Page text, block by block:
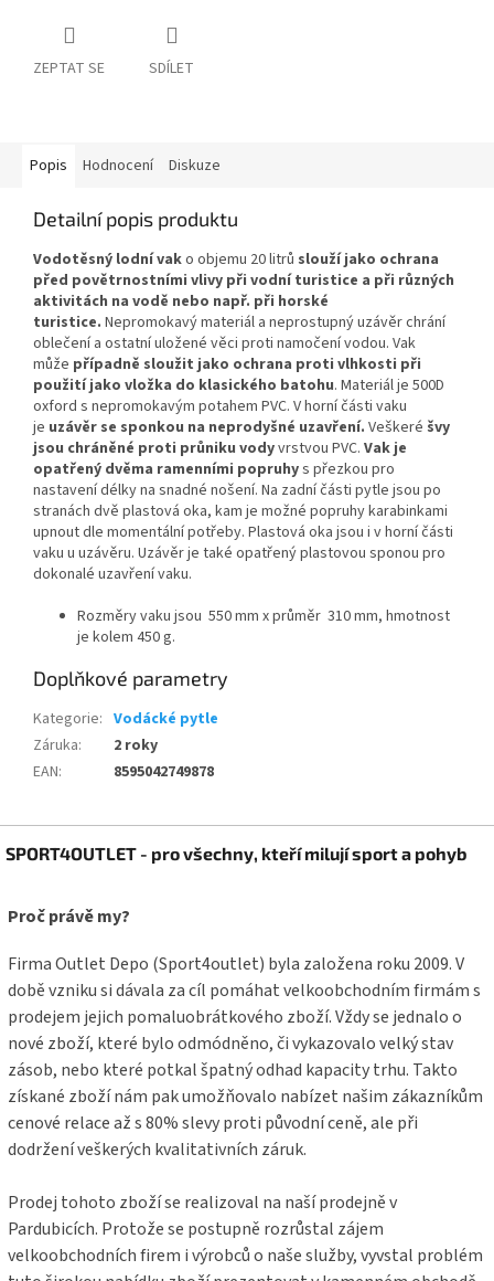
ZEPTAT SE SDÍLET
Popis Hodnocení Diskuze
Detailní popis produktu
Vodotěsný lodní vako objemu 20 litrů slouží jako ochrana
před povětrnostními vlivy při vodní turistice a při různých
aktivitách na vodě nebo např. při horské
turistice. Nepromokavý materiál a neprostupný uzávěr chrání
oblečení a ostatní uložené věci proti namočení vodou. Vak
může případně sloužit jako ochrana proti vlhkosti při
použití jako vložka do klasického batohu. Materiál je 500D
oxford s nepromokavým potahem PVC. V horní části vaku
je uzávěr se sponkou na neprodyšné uzavření. Veškeré švy
jsou chráněné proti průniku vodyvrstvou PVC. Vak je
opatřený dvěma ramenními popruhys přezkou pro
nastavení délky na snadné nošení. Na zadní části pytle jsou po
stranách dvě plastová oka, kam je možné popruhy karabinkami
upnout dle momentální potřeby. Plastová oka jsou i v horní části
vaku u uzávěru. Uzávěr je také opatřený plastovou sponou pro
dokonalé uzavření vaku.
Rozměry vaku jsou 550 mm x průměr 310 mm, hmotnost
je kolem 450 g.
Doplňkové parametry
Kategorie: Vodácké pytle
Záruka:
2 roky
EAN: 8595042749878
á
a
SPORT4OUTLET - pro všechny, kteří milují sport a pohyb
Proč právě my?
Firma Outlet Depo (Sport4outlet) byla založena roku 2009. V
době vzniku si dávala za cíl pomáhat velkoobchodním firmám s
prodejem jejich pomaluobrátkového zboží. Vždy se jednalo o
nové zboží, které bylo odmódněno, či vykazovalo velký stav
zásob, nebo které potkal špatný odhad kapacity trhu. Takto
získané zboží nám pak umožňovalo nabízet našim zákazníkům
cenové relace až s 80% slevy proti původní ceně, ale při
dodržení veškerých kvalitativních záruk.
Prodej tohoto zboží se realizoval na naší prodejně v
Pardubicích. Protože se postupně rozrůstal zájem
velkoobchodních firem i výrobců o naše služby, vyvstal problém